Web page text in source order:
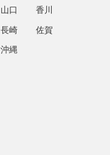
山口 香川
長崎 佐賀
沖縄